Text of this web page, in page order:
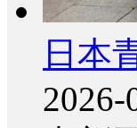
日本
2026-